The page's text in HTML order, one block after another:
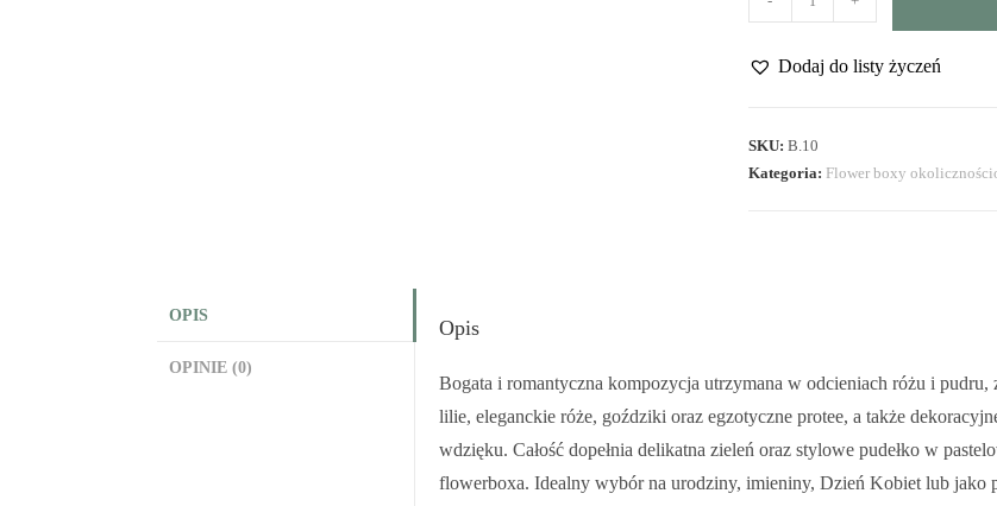
Dodaj do listy życzeń
SKU: B.10
Kategoria: Flower boxy
OPIS
OPINIE (0)
Opis
Bogata i romantyczna kompozycja utrzymana w odcieniach różu i
lilie, eleganckie róże, goździki oraz egzotyczne protee, a także
wdzięku. Całość dopełnia delikatna zieleń oraz stylowe pudełko w
flowerboxa. Idealny wybór na urodziny, imieniny, Dzień Kobiet lub jako